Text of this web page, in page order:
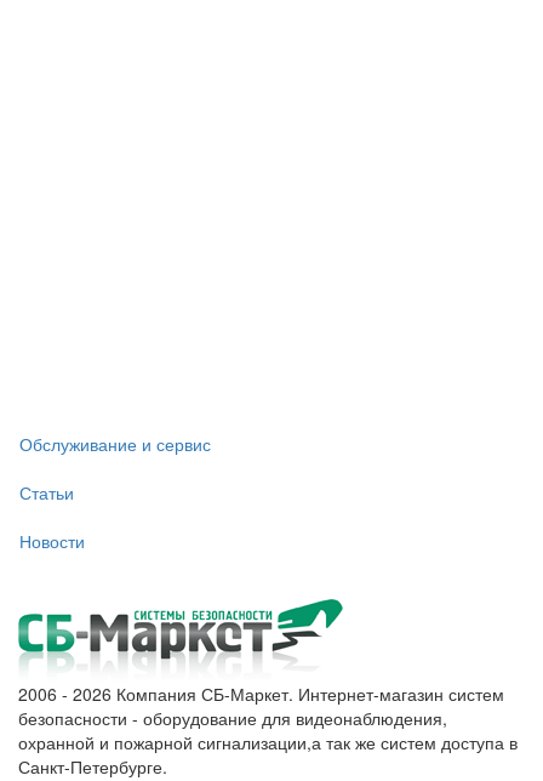
Обслуживание и сервис
Статьи
Новости
2006 - 2026 Компания СБ-Маркет. Интернет-магазин систем
безопасности - оборудование для видеонаблюдения,
охранной и пожарной сигнализации,а так же систем доступа в
Санкт-Петербурге.